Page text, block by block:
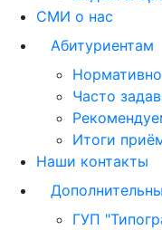
СМИ о нас
Абитуриентам
Часто
Итоги
Наши контакты
ГУП